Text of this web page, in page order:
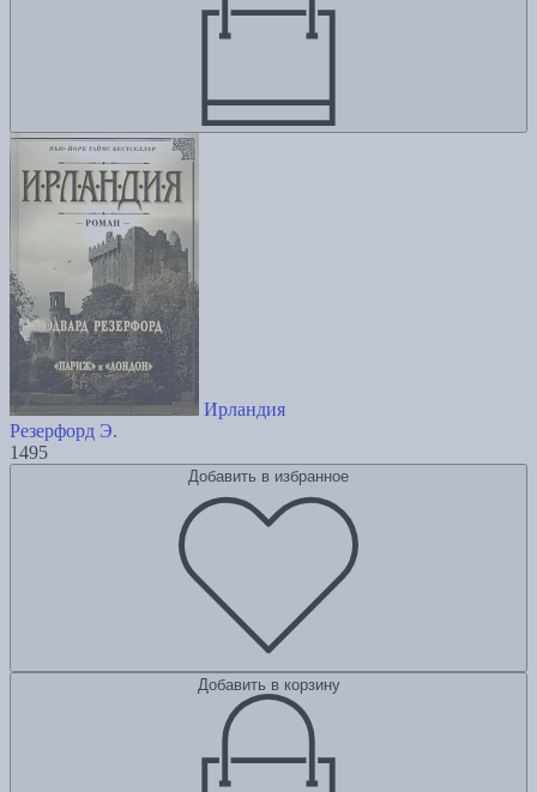
Ирландия
Резерфорд Э.
1495
Добавить в избранное
Добавить в корзину